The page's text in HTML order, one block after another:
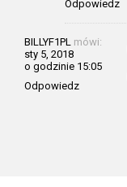
Odpowiedz
BILLYF1PL mówi:
sty 5, 2018
o godzinie 15:05
Odpowiedz